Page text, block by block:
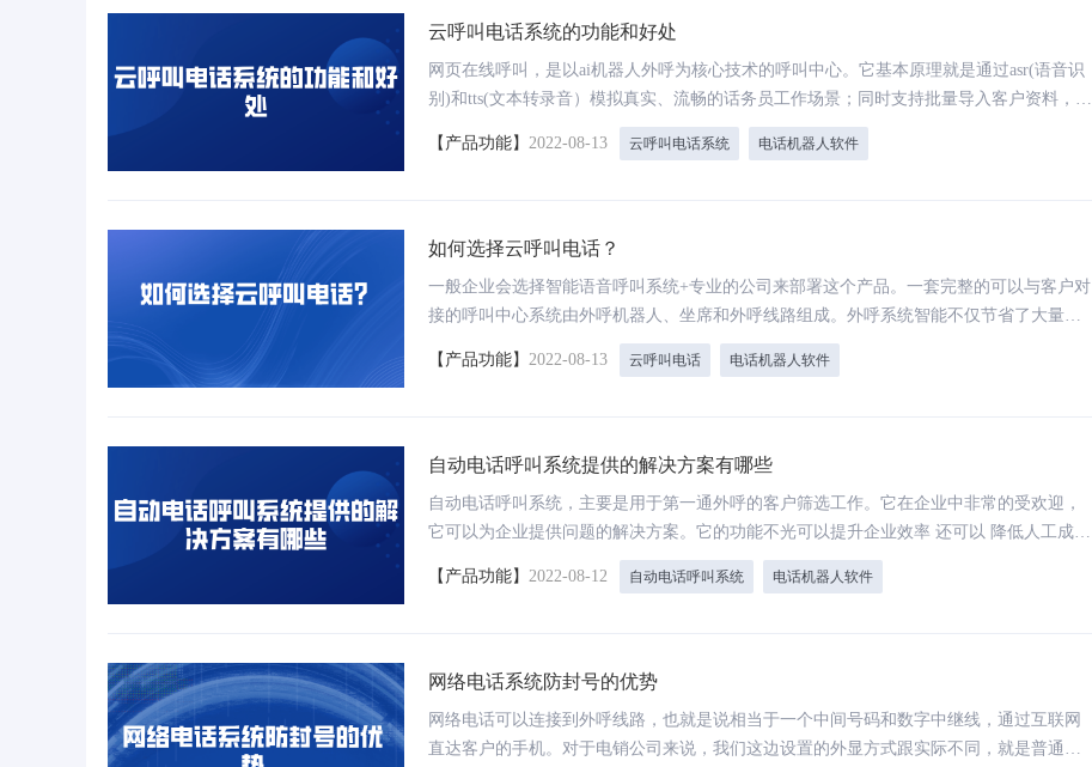
云呼叫电话系统的功能和好处
网页在线呼叫，是以ai机器人外呼为核心技术的呼叫中心。它基本原理就是通过asr(语音识
别)和tts(文本转录音）模拟真实、流畅的话务员工作场景；同时支持批量导入客户资料，自
动拨打电话，高效过滤筛选意向用户。
【产品功能】 2022-08-13 云呼叫电话系统 电话机器人软件
如何选择云呼叫电话？
一般企业会选择智能语音呼叫系统+专业的公司来部署这个产品。一套完整的可以与客户对
接的呼叫中心系统由外呼机器人、坐席和外呼线路组成。外呼系统智能不仅节省了大量的
人力物力成本，而且提高了工作效率。云呼叫电话软件的使用不仅可以提升企业工作效率
还可以降低企业成本。
【产品功能】 2022-08-13 云呼叫电话 电话机器人软件
自动电话呼叫系统提供的解决方案有哪些
自动电话呼叫系统，主要是用于第一通外呼的客户筛选工作。它在企业中非常的受欢迎，
它可以为企业提供问题的解决方案。它的功能不光可以提升企业效率 还可以 降低人工成
【产品功能】 2022-08-12 自动电话呼叫系统 电话机器人软件
网络电话系统防封号的优势
网络电话可以连接到外呼线路，也就是说相当于一个中间号码和数字中继线，通过互联网
直达客户的手机。对于电销公司来说，我们这边设置的外显方式跟实际不同，就是普通电
秒级响应、多渠道接待、提供智能问答服务 超高拟人化客服机器人，提升客户满意度
稳定无压力
24小时外呼：效率提升10倍，成本大降5倍 像真人一样聊天，转化率接近人工
提供智能合规的理财双录、保险双录、信贷面签
为金融行业提供音视频能力解决方案 适用于各类票据、合同文档、身份验证、交通等80+文字识别场景